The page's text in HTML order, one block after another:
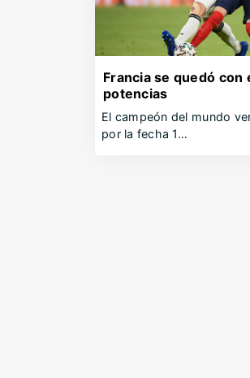
Francia se quedó con
potencias
El campeón del mundo
por la fecha 1…